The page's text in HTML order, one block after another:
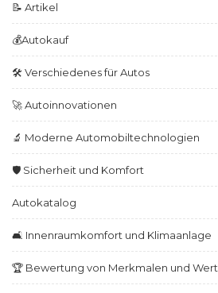
📝 Artikel
💰Autokauf
🛠️ Verschiedenes für Autos
🚀 Autoinnovationen
🔬 Moderne Automobiltechnologien
🛡️ Sicherheit und Komfort
Autokatalog
🛋️ Innenraumkomfort und Klimaanlage
🏆 Bewertung von Merkmalen und Wert